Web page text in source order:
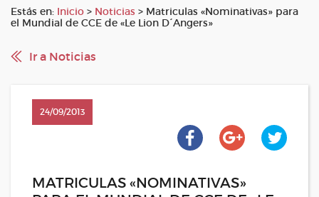
Estás en: Inicio > Noticias > Matriculas «Nominativas» para
el Mundial de CCE de «Le Lion D´Angers»
Ir a Noticias
24/09/2013
MATRICULAS «NOMINATIVAS»